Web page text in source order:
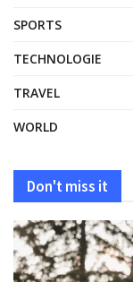
SPORTS
TECHNOLOGIE
TRAVEL
WORLD
Don't miss it